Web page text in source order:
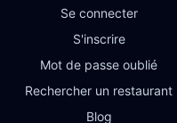
Se connecter
S'inscrire
Mot de passe oublié
Rechercher un restaurant
Blog